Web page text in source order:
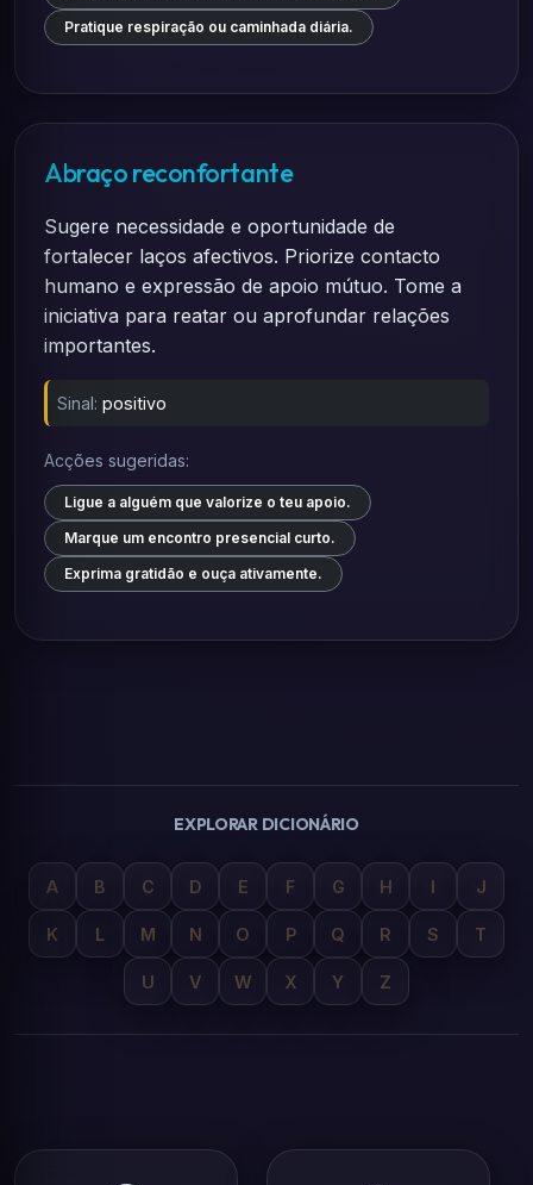
Pratique respiração ou caminhada diária.
Abraço reconfortante
Sugere necessidade e oportunidade de
fortalecer laços afectivos. Priorize contacto
humano e expressão de apoio mútuo. Tome a
iniciativa para reatar ou aprofundar relações
importantes.
Sinal: positivo
Acções sugeridas:
Ligue a alguém que valorize o teu apoio.
Marque um encontro presencial curto.
Exprima gratidão e ouça ativamente.
EXPLORAR DICIONÁRIO
A B C D E F G H I J
K L M N O P Q R S T
U V W X Y Z